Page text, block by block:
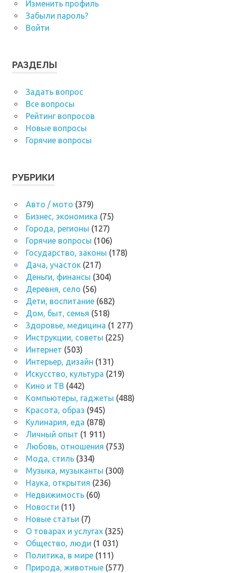
Изменить профиль
Забыли пароль?
Войти
РАЗДЕЛЫ
Задать вопрос
Все вопросы
Рейтинг вопросов
Новые вопросы
Горячие вопросы
РУБРИКИ
Авто / мото (379)
Бизнес, экономика (75)
Города, регионы (127)
Горячие вопросы (106)
Государство, законы (178)
Дача, участок(217)
Деньги, финансы (304)
Деревня, село (56)
Дети, воспитание(682)
Дом, быт, семья (518)
Здоровье, медицина (1 277)
Инструкции, советы (225)
Интернет (503)
Интерьер, дизайн (131)
Искусство, культура (219)
Кино и ТВ (442)
Компьютеры, гаджеты (488)
Красота, образ (945)
Кулинария, еда (878)
Личный опыт (1 911)
Любовь, отношения (753)
Мода, стиль(334)
Музыка, музыканты (300)
Наука, открытия (236)
Недвижимость(60)
Новости (11)
Новые статьи (7)
О товарах и услугах(325)
Общество, люди (1 031)
Политика, в мире(111)
Природа, животные(577)